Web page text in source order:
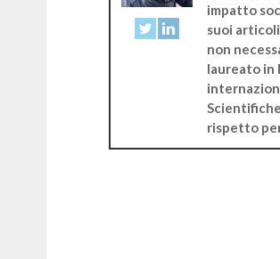
impatto
suoi
non
laureato in
rispetto